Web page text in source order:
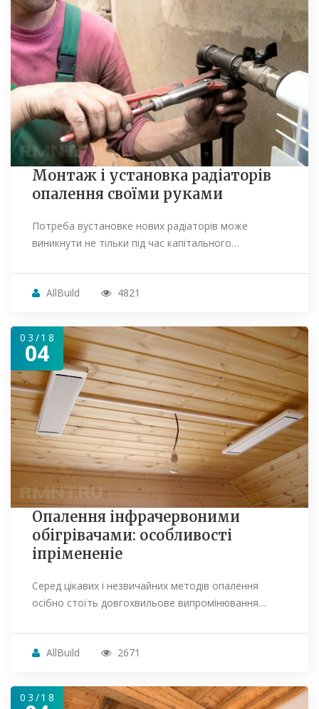
Монтаж і установка радіаторів
опалення своїми руками
Потреба вустановке нових радіаторів може
виникнути не тільки під час капітального…
AllBuild 4821
03/18
04
Опалення інфрачервоними
обігрівачами: особливості
іпрімененіе
Серед цікавих і незвичайних методів опалення
осібно стоїть довгохвильове випромінювання…
AllBuild 2671
03/18